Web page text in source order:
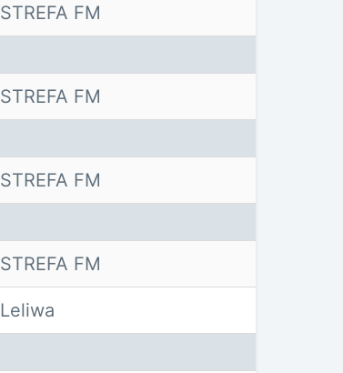
STREFA FM
STREFA FM
STREFA FM
STREFA FM
Leliwa